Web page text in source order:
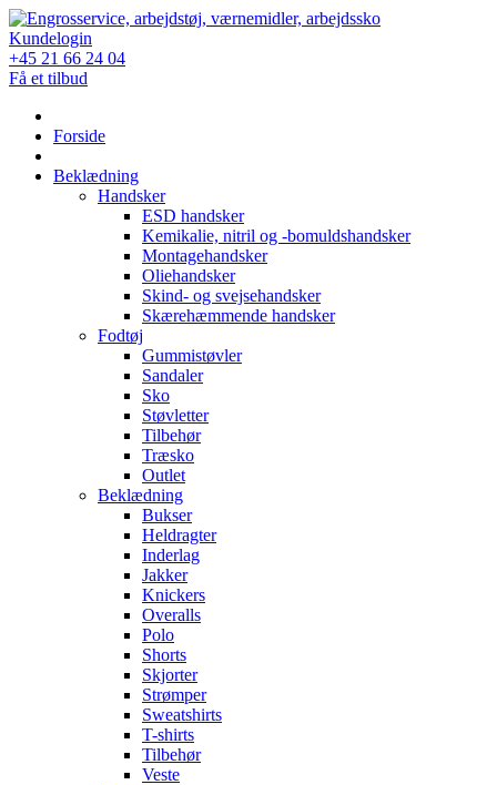
Skip
to
content
Kundelogin
+45 21 66 24 04
Få et tilbud
Forside
Beklædning
Handsker
ESD handsker
Kemikalie, nitril og -bomuldshandsker
Montagehandsker
Oliehandsker
Skind- og svejsehandsker
Skærehæmmende handsker
Fodtøj
Gummistøvler
Sandaler
Sko
Støvletter
Tilbehør
Træsko
Outlet
Beklædning
Bukser
Heldragter
Inderlag
Jakker
Knickers
Overalls
Polo
Shorts
Skjorter
Strømper
Sweatshirts
T-shirts
Tilbehør
Veste